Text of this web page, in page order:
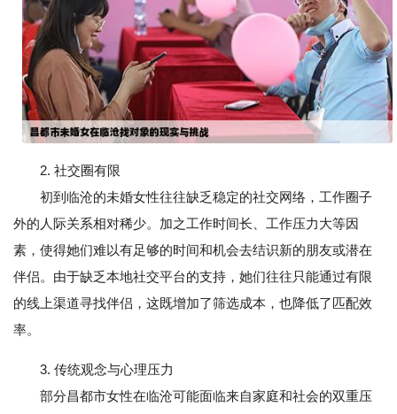
2. 社交圈有限
初到临沧的未婚女性往往缺乏稳定的社交网络，工作圈子
外的人际关系相对稀少。加之工作时间长、工作压力大等因
素，使得她们难以有足够的时间和机会去结识新的朋友或潜在
伴侣。由于缺乏本地社交平台的支持，她们往往只能通过有限
的线上渠道寻找伴侣，这既增加了筛选成本，也降低了匹配效
率。
3. 传统观念与心理压力
部分昌都市女性在临沧可能面临来自家庭和社会的双重压